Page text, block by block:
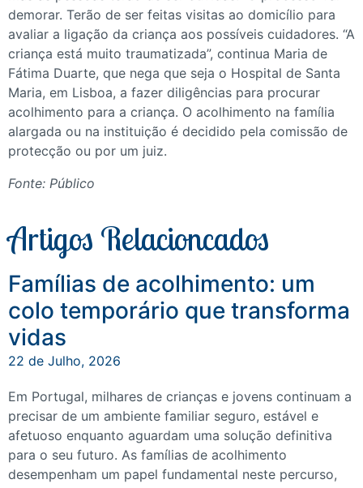
demorar. Terão de ser feitas visitas ao domicílio para
avaliar a ligação da criança aos possíveis cuidadores. “A
criança está muito traumatizada”, continua Maria de
Fátima Duarte, que nega que seja o Hospital de Santa
Maria, em Lisboa, a fazer diligências para procurar
acolhimento para a criança. O acolhimento na família
alargada ou na instituição é decidido pela comissão de
protecção ou por um juiz.
Fonte: Público
Artigos Relacioncados
Famílias de acolhimento: um
colo temporário que transforma
vidas
22 de Julho, 2026
Em Portugal, milhares de crianças e jovens continuam a
precisar de um ambiente familiar seguro, estável e
afetuoso enquanto aguardam uma solução definitiva
para o seu futuro. As famílias de acolhimento
desempenham um papel fundamental neste percurso,